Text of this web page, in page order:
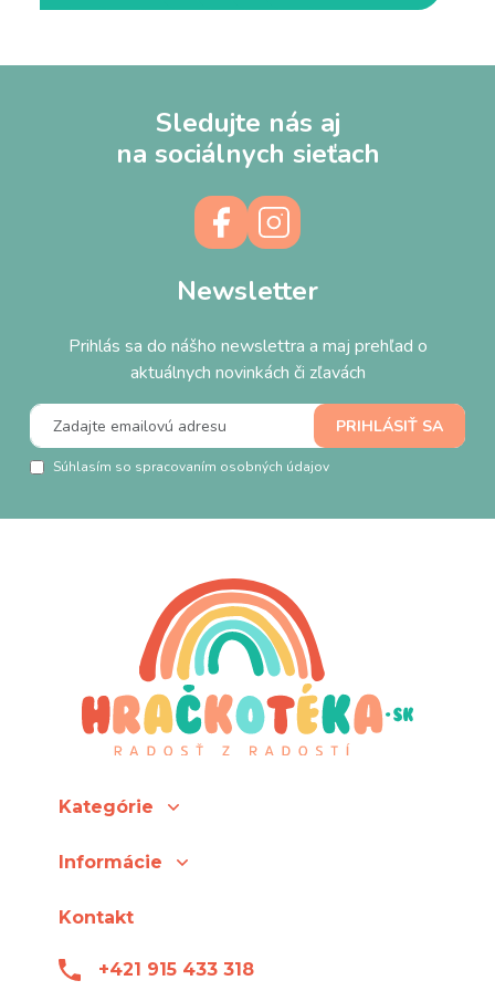
Sledujte nás aj
na sociálnych sieťach
Newsletter
Prihlás sa do nášho newslettra a maj prehľad o
aktuálnych novinkách či zľavách
Súhlasím so spracovaním osobných údajov
Kategórie
Informácie
Kontakt
+421 915 433 318